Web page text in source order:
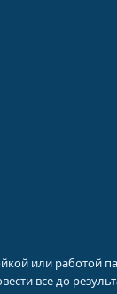
или работой
все до